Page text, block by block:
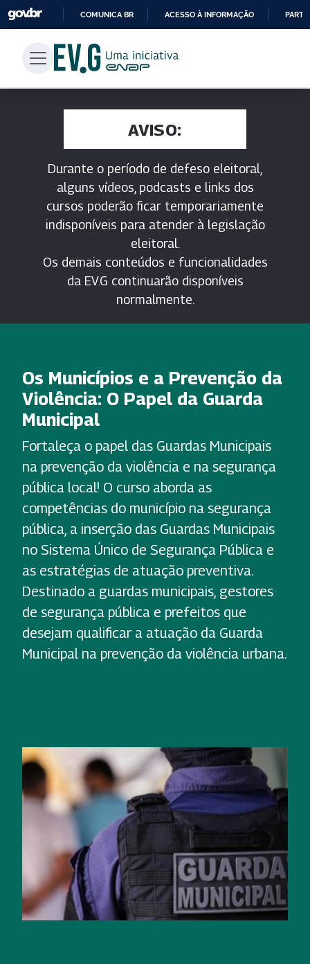
PARA
CONTEÚDO
COMUNICA BR ACESSO À INFORMAÇÃO
AVISO:
Durante o período de defeso eleitoral,
alguns vídeos, podcasts e links dos
cursos poderão ficar temporariamente
indisponíveis para atender à legislação
eleitoral.
Os demais conteúdos e funcionalidades
da EV.G continuarão disponíveis
normalmente.
Os Municípios e a Prevenção da
Violência: O Papel da Guarda
Municipal
Fortaleça o papel das Guardas Municipais
na prevenção da violência e na segurança
pública local! O curso aborda as
competências do município na segurança
pública, a inserção das Guardas Municipais
no Sistema Único de Segurança Pública e
as estratégias de atuação preventiva.
Destinado a guardas municipais, gestores
de segurança pública e prefeitos que
desejam qualificar a atuação da Guarda
Municipal na prevenção da violência urbana.